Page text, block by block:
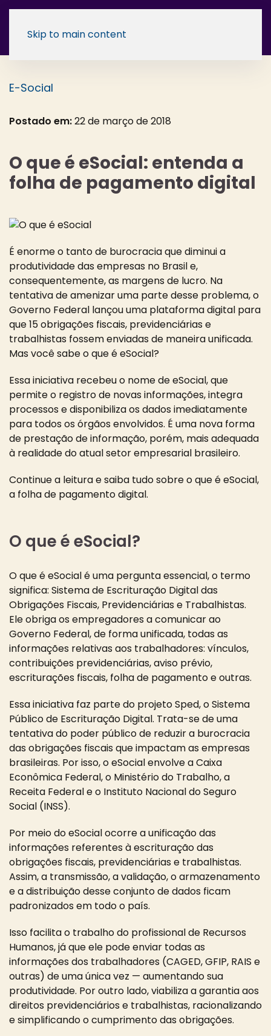
Skip to main content
E-Social
Postado em:22 de março de 2018
O que é eSocial: entenda a
folha de pagamento digital
É enorme o tanto de burocracia que diminui a
produtividade das empresas no Brasil e,
consequentemente, as margens de lucro. Na
tentativa de amenizar uma parte desse problema, o
Governo Federal lançou uma plataforma digital para
que 15 obrigações fiscais, previdenciárias e
trabalhistas fossem enviadas de maneira unificada.
Mas você sabe o que é eSocial?
Essa iniciativa recebeu o nome de eSocial, que
permite o registro de novas informações, integra
processos e disponibiliza os dados imediatamente
para todos os órgãos envolvidos. É uma nova forma
de prestação de informação, porém, mais adequada
à realidade do atual setor empresarial brasileiro.
Continue a leitura e saiba tudo sobre o que é eSocial,
a folha de pagamento digital.
O que é eSocial?
O que é eSocial é uma pergunta essencial, o termo
significa: Sistema de Escrituração Digital das
Obrigações Fiscais, Previdenciárias e Trabalhistas.
Ele obriga os empregadores a comunicar ao
Governo Federal, de forma unificada, todas as
informações relativas aos trabalhadores: vínculos,
contribuições previdenciárias, aviso prévio,
escriturações fiscais, folha de pagamento e outras.
Essa iniciativa faz parte do projeto Sped, o Sistema
Público de Escrituração Digital. Trata-se de uma
tentativa do poder público de reduzir a burocracia
das obrigações fiscais que impactam as empresas
brasileiras. Por isso, o eSocial envolve a Caixa
Econômica Federal, o Ministério do Trabalho, a
Receita Federal e o Instituto Nacional do Seguro
Social (INSS).
Por meio do eSocial ocorre a unificação das
informações referentes à escrituração das
obrigações fiscais, previdenciárias e trabalhistas.
Assim, a transmissão, a validação, o armazenamento
e a distribuição desse conjunto de dados ficam
padronizados em todo o país.
Isso facilita o trabalho do profissional de Recursos
Humanos, já que ele pode enviar todas as
informações dos trabalhadores (CAGED, GFIP, RAIS e
outras) de uma única vez — aumentando sua
produtividade. Por outro lado, viabiliza a garantia aos
direitos previdenciários e trabalhistas, racionalizando
e simplificando o cumprimento das obrigações.